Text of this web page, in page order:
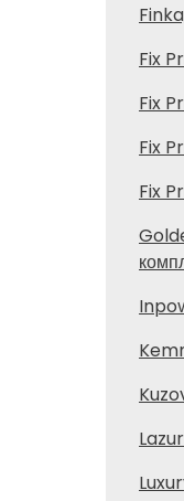
Fix
Fix
Fix
Fix